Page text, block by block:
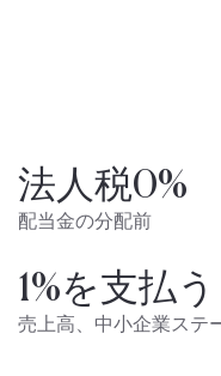
法人税0%
配当金の分配前
1%を支払う
売上高、中小企業ステ